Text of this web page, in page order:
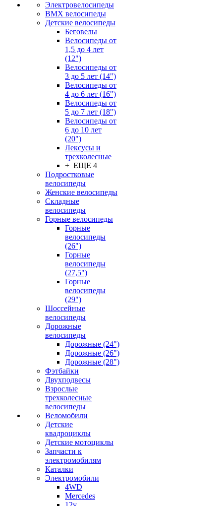
Электровелосипеды
BMX велосипеды
Детские велосипеды
Беговелы
Велосипеды от
1,5 до 4 лет
(12")
Велосипеды от
3 до 5 лет (14")
Велосипеды от
4 до 6 лет (16")
Велосипеды от
5 до 7 лет (18")
Велосипеды от
6 до 10 лет
(20")
Лексусы и
трехколесные
+ ЕЩЕ 4
Подростковые
велосипеды
Женские велосипеды
Складные
велосипеды
Горные велосипеды
Горные
велосипеды
(26")
Горные
велосипеды
(27,5")
Горные
велосипеды
(29")
Шоссейные
велосипеды
Дорожные
велосипеды
Дорожные (24")
Дорожные (26")
Дорожные (28")
Фэтбайки
Двухподвесы
Взрослые
трехколесные
велосипеды
Веломобили
Детские
квадроциклы
Детские мотоциклы
Запчасти к
электромобилям
Каталки
Электромобили
4WD
Mercedes